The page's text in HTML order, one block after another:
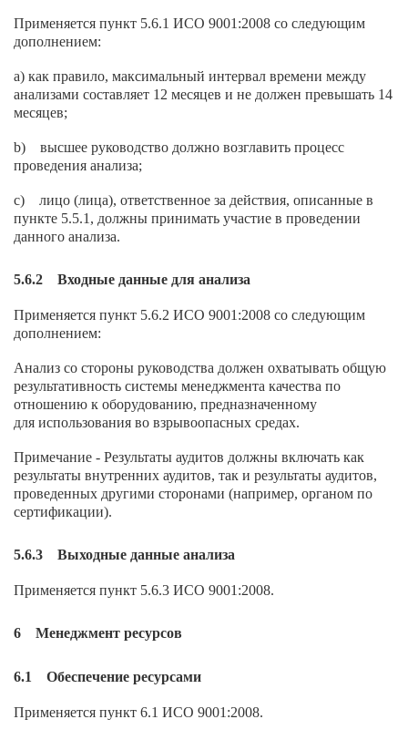
Применяется пункт 5.6.1 ИСО 9001:2008 со следующим
дополнением:
а) как правило, максимальный интервал времени между
анализами составляет 12 месяцев и не должен превышать 14
месяцев;
b) высшее руководство должно возглавить процесс
проведения анализа;
c) лицо (лица), ответственное за действия, описанные в
пункте 5.5.1, должны принимать участие в проведении
данного анализа.
5.6.2 Входные данные для анализа
Применяется пункт 5.6.2 ИСО 9001:2008 со следующим
дополнением:
Анализ со стороны руководства должен охватывать общую
результативность системы менеджмента качества по
отношению к оборудованию, предназначенному
для использования во взрывоопасных средах.
Примечание - Результаты аудитов должны включать как
результаты внутренних аудитов, так и результаты аудитов,
проведенных другими сторонами (например, органом по
сертификации).
5.6.3 Выходные данные анализа
Применяется пункт 5.6.3 ИСО 9001:2008.
6 Менеджмент ресурсов
6.1 Обеспечение ресурсами
Применяется пункт 6.1 ИСО 9001:2008.